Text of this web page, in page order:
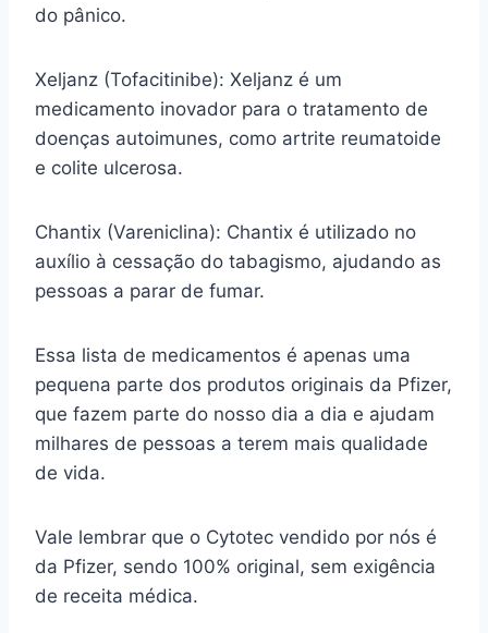
do pânico.
Xeljanz (Tofacitinibe): Xeljanz é um
medicamento inovador para o tratamento de
doenças autoimunes, como artrite reumatoide
e colite ulcerosa.
Chantix (Vareniclina): Chantix é utilizado no
auxílio à cessação do tabagismo, ajudando as
pessoas a parar de fumar.
Essa lista de medicamentos é apenas uma
pequena parte dos produtos originais da Pfizer,
que fazem parte do nosso dia a dia e ajudam
milhares de pessoas a terem mais qualidade
de vida.
Vale lembrar que o Cytotec vendido por nós é
da Pfizer, sendo 100% original, sem exigência
de receita médica.